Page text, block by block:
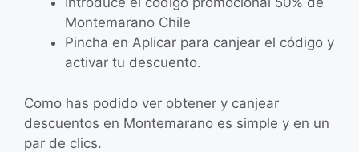
Montemarano Chile
Pincha en Aplicar para canjear el código y
activar tu descuento.
Como has podido ver obtener y canjear
descuentos en Montemarano es simple y en un
par de clics.